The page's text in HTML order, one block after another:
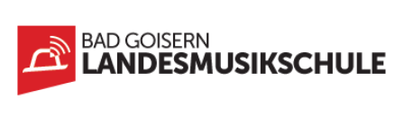
main
content